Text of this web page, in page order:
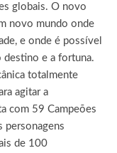
globais. O novo
novo mundo onde
e onde é possível
destino e a fortuna.
totalmente
agitar a
com 59 Campeões
personagens
de 100